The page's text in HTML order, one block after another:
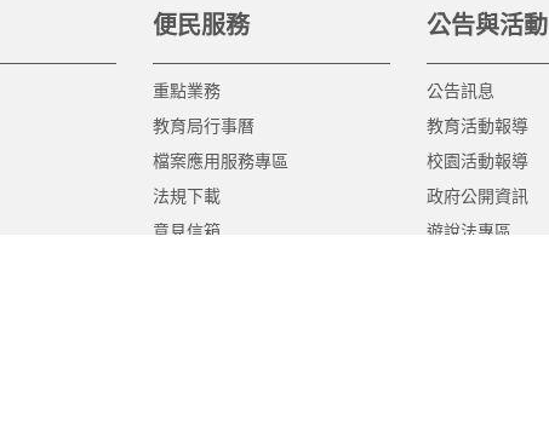
便民服務
重點業務
教育局行事曆
檔案應用服務專區
法規下載
意見信箱
公告與活動
公告訊息
教育活動報導
校園活動報導
政府公開資訊
遊說法專區